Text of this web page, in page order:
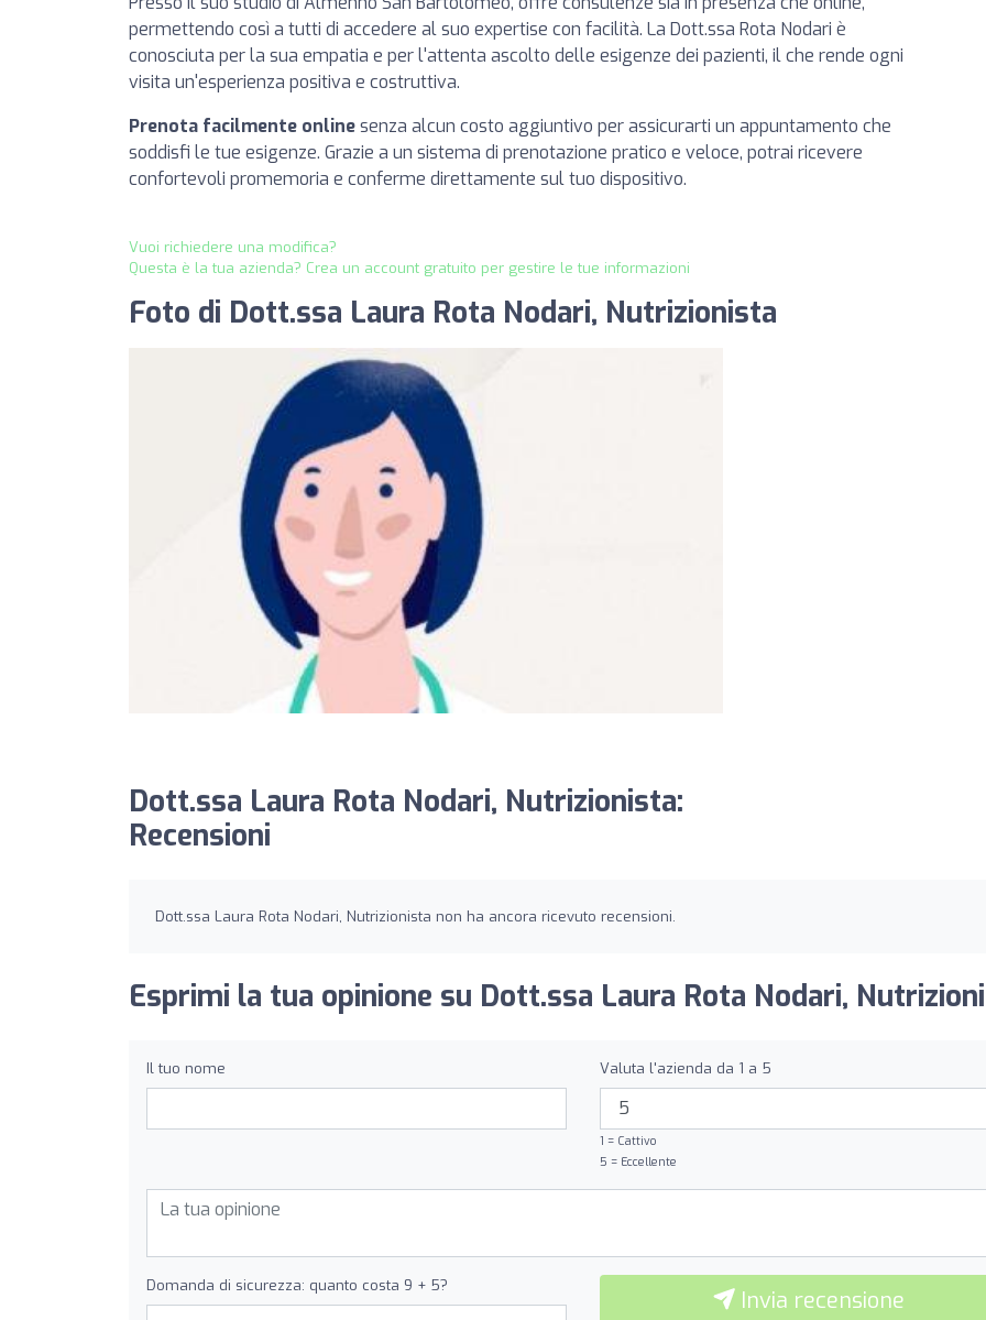
permettendo così a tutti di accedere al suo expertise con facilità. La Dott.ssa Rota Nodari è
conosciuta per la sua empatia e per l'attenta ascolto delle esigenze dei pazienti, il che rende ogni
visita un'esperienza positiva e costruttiva.
Prenota facilmente onlinesenza alcun costo aggiuntivo per assicurarti un appuntamento che
soddisfi le tue esigenze. Grazie a un sistema di prenotazione pratico e veloce, potrai ricevere
confortevoli promemoria e conferme direttamente sul tuo dispositivo.
Vuoi richiedere una modifica?
Questa è la tua azienda? Crea un account gratuito per gestire le tue informazioni
Foto di Dott.ssa Laura Rota Nodari, Nutrizionista
Dott.ssa Laura Rota Nodari, Nutrizionista:
Recensioni
Dott.ssa Laura Rota Nodari, Nutrizionista non ha ancora ricevuto recensioni.
Esprimi la tua opinione su Dott.ssa Laura Rota Nodari,
Il tuo nome Valuta l'azienda da 1 a 5
1 = Cattivo
5 = Eccellente
Domanda di sicurezza: quanto costa 9 + 5?
Invia recensione